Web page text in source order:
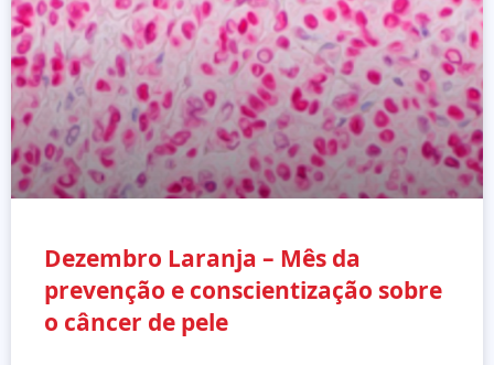
Dezembro Laranja – Mês da
prevenção e conscientização sobre
o câncer de pele